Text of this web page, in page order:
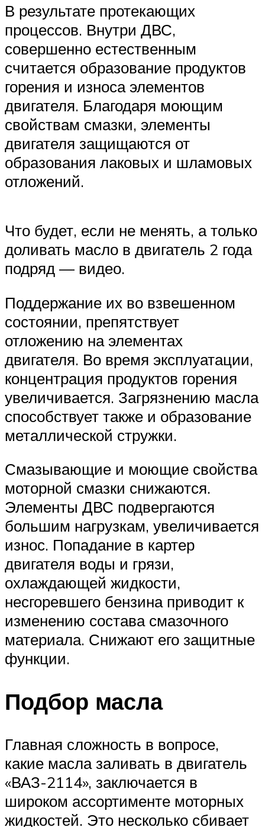
В результате протекающих
процессов. Внутри ДВС,
совершенно естественным
считается образование продуктов
горения и износа элементов
двигателя. Благодаря моющим
свойствам смазки, элементы
двигателя защищаются от
образования лаковых и шламовых
отложений.
Что будет, если не менять, а только
доливать масло в двигатель 2 года
подряд — видео.
Поддержание их во взвешенном
состоянии, препятствует
отложению на элементах
двигателя. Во время эксплуатации,
концентрация продуктов горения
увеличивается. Загрязнению масла
способствует также и образование
металлической стружки.
Смазывающие и моющие свойства
моторной смазки снижаются.
Элементы ДВС подвергаются
большим нагрузкам, увеличивается
износ. Попадание в картер
двигателя воды и грязи,
охлаждающей жидкости,
несгоревшего бензина приводит к
изменению состава смазочного
материала. Снижают его защитные
функции.
Подбор масла
Главная сложность в вопросе,
какие масла заливать в двигатель
«ВАЗ-2114», заключается в
широком ассортименте моторных
жидкостей. Это несколько сбивает